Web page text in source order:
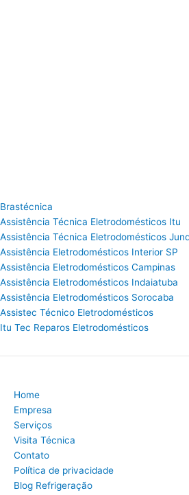
Brastécnica
Assistência Técnica Eletrodomésticos Itu
Assistência Técnica Eletrodomésticos
Assistência Eletrodomésticos Interior SP
Assistência Eletrodomésticos Campinas
Assistência Eletrodomésticos Indaiatuba
Assistência Eletrodomésticos Sorocaba
Assistec Técnico Eletrodomésticos
Itu Tec Reparos Eletrodomésticos
Home
Empresa
Serviços
Visita Técnica
Contato
Política de privacidade
Blog Refrigeração